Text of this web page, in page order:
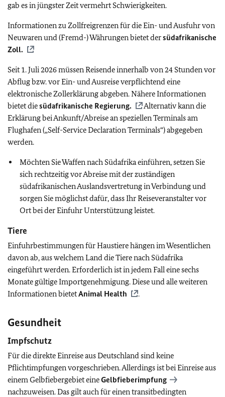
gab es in jüngster Zeit vermehrt Schwierigkeiten.
Informationen zu Zollfreigrenzen für die Ein- und Ausfuhr von
Neuwaren und (Fremd-) Währungen bietet dersüdafrikanische
Zoll.
Seit 1. Juli 2026 müssen Reisende innerhalb von 24 Stunden vor
Abflug bzw. vor Ein- und Ausreise verpflichtend eine
elektronische Zollerklärung abgeben. Nähere Informationen
bietet diesüdafrikanische Regierung.
Alternativ kann die
Erklärung bei Ankunft/Abreise an speziellen Terminals am
Flughafen („Self-Service Declaration Terminals“) abgegeben
werden.
Möchten Sie Waffen nach Südafrika einführen, setzen Sie
sich rechtzeitig vor Abreise mit der zuständigen
südafrikanischen Auslandsvertretung in Verbindung und
sorgen Sie möglichst dafür, dass Ihr Reiseveranstalter vor
Ort bei der Einfuhr Unterstützung leistet.
Tiere
Einfuhrbestimmungen für Haustiere hängen im Wesentlichen
davon ab, aus welchem Land die Tiere nach Südafrika
eingeführt werden. Erforderlich ist in jedem Fall eine sechs
Monate gültige Importgenehmigung. Diese und alle weiteren
Informationen bietetAnimal Health .
Gesundheit
Impfschutz
Für die direkte Einreise aus Deutschland sind keine
Pflichtimpfungen vorgeschrieben. Allerdings ist bei Einreise aus
einem Gelbfiebergebiet eineGelbfieberimpfung
nachzuweisen. Das gilt auch für einen transitbedingten